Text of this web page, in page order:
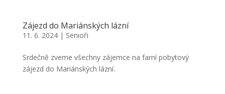
Zájezd do Mariánských lázní
11. 6. 2024| Senioři
Srdečně zveme všechny zájemce na farní pobytový
zájezd do Mariánských lázní.